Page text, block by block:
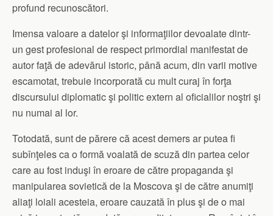
profund recunoscători.
Imensa valoare a datelor şi informaţiilor devoalate dintr-
un gest profesional de respect primordial manifestat de
autor faţă de adevărul istoric, până acum, din varii motive
escamotat, trebuie incorporată cu mult curaj în forţa
discursului diplomatic şi politic extern al oficialilor noştri şi
nu numai al lor.
Totodată, sunt de părere că acest demers ar putea fi
subînţeles ca o formă voalată de scuză din partea celor
care au fost induşi în eroare de către propaganda şi
manipularea sovietică de la Moscova şi de către anumiţi
aliaţi loiali acesteia, eroare cauzată în plus şi de o mai